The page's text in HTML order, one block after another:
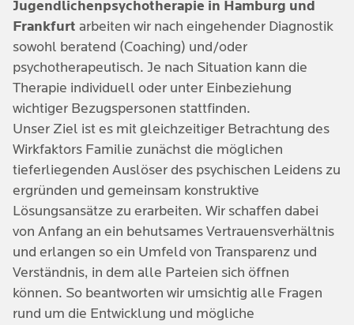
psychosomatischen Beschwerden münden können,
sind dabei:
Körperliche Veränderungen annehmen
Austausch mit Altersgenossen
Rollenentwicklung
Sexualität entdecken
Wertesystem entwickeln
Zukunftsperspektiven ausloten
Leistungsdruck durch Prüfungen bewältigen
Loslösen vom Elternhaus
sollte vom Umfeld genau beobachtet werden.
Traumafolgestörungen wie Posttraumatische
Belastungsstörungen
Somatoforme Störungen
Schlafstörungen
Persönlichkeitsstörungen
Jugendlichenpsychotherapie in Hamburg und
Frankfurt arbeiten wir nach eingehender Diagnostik
sowohl beratend (Coaching) und/oder
psychotherapeutisch. Je nach Situation kann die
Therapie individuell oder unter Einbeziehung
wichtiger Bezugspersonen stattfinden.
Unser Ziel ist es mit gleichzeitiger Betrachtung des
Wirkfaktors Familie zunächst die möglichen
tieferliegenden Auslöser des psychischen Leidens zu
ergründen und gemeinsam konstruktive
Lösungsansätze zu erarbeiten. Wir schaffen dabei
von Anfang an ein behutsames Vertrauensverhältnis
und erlangen so ein Umfeld von Transparenz und
Verständnis, in dem alle Parteien sich öffnen
können. So beantworten wir umsichtig alle Fragen
rund um die Entwicklung und mögliche